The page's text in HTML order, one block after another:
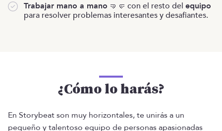
Trabajar mano a mano 🤜🤛 con el resto del equipo
para resolver problemas interesantes y desafiantes.
¿Cómo lo harás?
En Storybeat son muy horizontales, te unirás a un
pequeño y talentoso equipo de personas apasionadas